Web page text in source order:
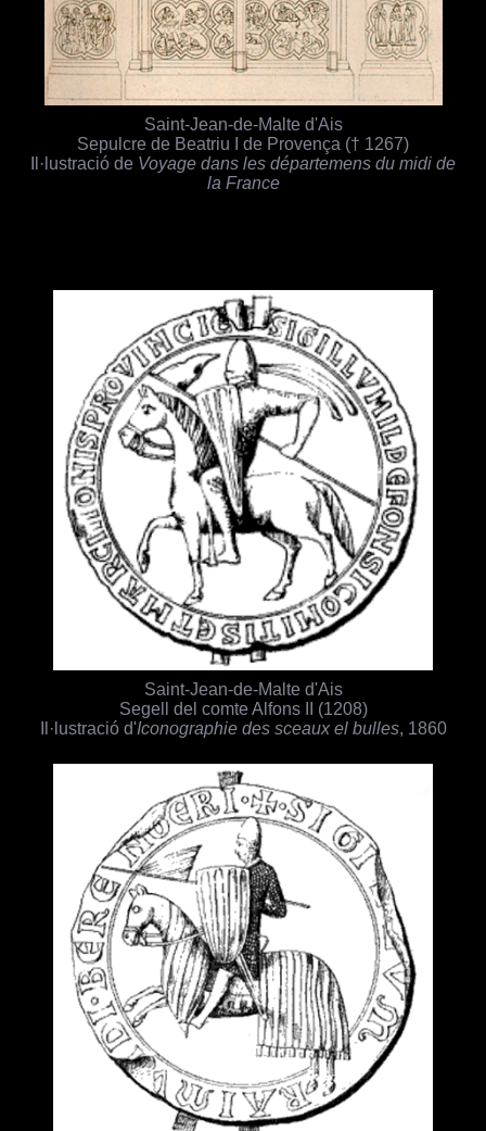
Saint-Jean-de-Malte d'Ais
Sepulcre de Beatriu I de Provença († 1267)
Il·lustració de Voyage dans les départemens du midi de
la France
Saint-Jean-de-Malte d'Ais
Segell del comte Alfons II (1208)
Il·lustració d'Iconographie des sceaux el bulles, 1860